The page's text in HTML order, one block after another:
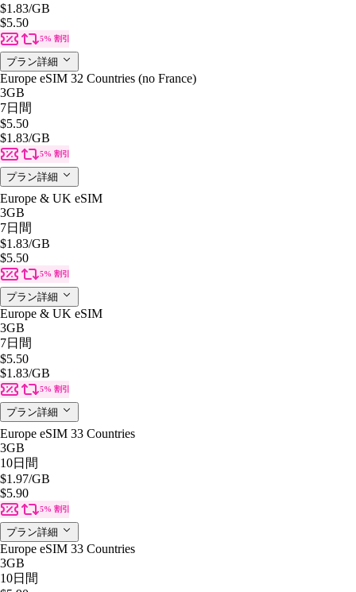
$1.83/GB
$5.50
5% 割引
プラン詳細
Europe eSIM 32 Countries (no France)
3GB
7日間
$5.50
$1.83/GB
5% 割引
プラン詳細
Europe & UK eSIM
3GB
7日間
$1.83/GB
$5.50
5% 割引
プラン詳細
Europe & UK eSIM
3GB
7日間
$5.50
$1.83/GB
5% 割引
プラン詳細
Europe eSIM 33 Countries
3GB
10日間
$1.97/GB
$5.90
5% 割引
プラン詳細
Europe eSIM 33 Countries
3GB
10日間